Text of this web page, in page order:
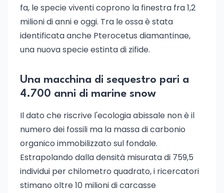
fa, le specie viventi coprono la finestra fra 1,2
milioni di anni e oggi. Tra le ossa è stata
identificata anche Pterocetus diamantinae,
una nuova specie estinta di zifide.
Una macchina di sequestro pari a
4.700 anni di marine snow
Il dato che riscrive l'ecologia abissale non è il
numero dei fossili ma la massa di carbonio
organico immobilizzato sul fondale.
Estrapolando dalla densità misurata di 759,5
individui per chilometro quadrato, i ricercatori
stimano oltre 10 milioni di carcasse